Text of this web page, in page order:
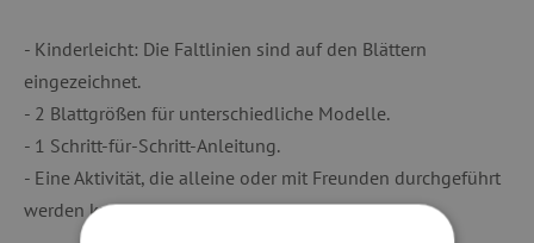
- Kinderleicht: Die Faltlinien sind auf den Blättern
eingezeichnet.
- 2 Blattgrößen für unterschiedliche Modelle.
- 1 Schritt-für-Schritt-Anleitung.
- Eine Aktivität, die alleine oder mit Freunden durchgeführt
werden kann.